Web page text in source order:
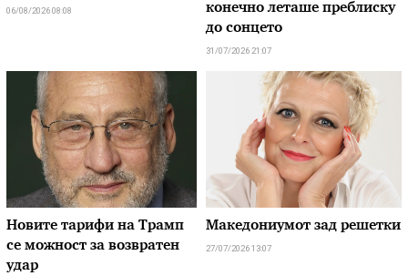
06/08/2026 08:08
конечно леташе преблиску
до сонцето
31/07/2026 21:07
Новите тарифи на Трамп
се можност за возвратен
удар
Македониумот зад решетки
27/07/2026 13:07